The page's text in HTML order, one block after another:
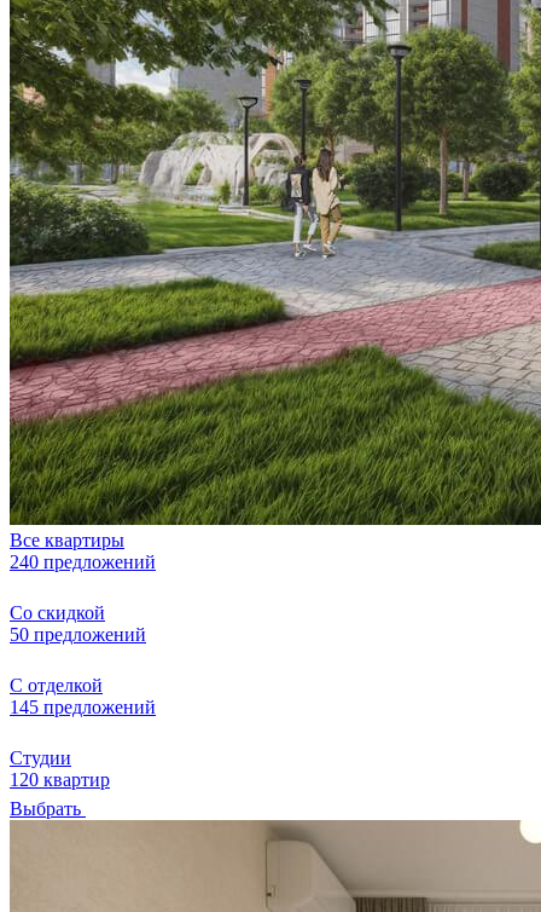
Все квартиры
240 предложений
Со скидкой
50 предложений
С отделкой
145 предложений
Студии
120 квартир
Выбрать